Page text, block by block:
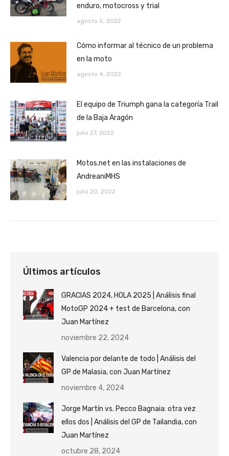
enduro, motocross y trial
agosto 5, 2022
Cómo informar al técnico de un problema
en la moto
agosto 4, 2022
El equipo de Triumph gana la categoría Trail
de la Baja Aragón
julio 27, 2022
Motos.net en las instalaciones de
AndreaniMHS
julio 20, 2022
Últimos artículos
GRACIAS 2024, HOLA 2025 | Análisis final
MotoGP 2024 + test de Barcelona, con
Juan Martínez
noviembre 22, 2024
Valencia por delante de todo | Análisis del
GP de Malasia, con Juan Martínez
noviembre 4, 2024
Jorge Martín vs. Pecco Bagnaia: otra vez
ellos dos | Análisis del GP de Tailandia, con
Juan Martínez
octubre 28, 2024